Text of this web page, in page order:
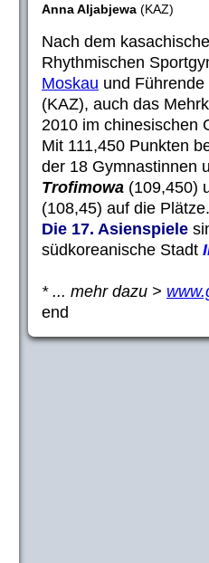
Anna Aljabjewa (KAZ)
Nach dem
Rhythmischen
Moskau und
(KAZ), auch das
2010 im chinesischen
Mit 111,450 Punkten
der 18 Gymnastinnen
Trofimowa (109,450)
(108,45) auf die
Die 17. Asienspiele
südkoreanische Stadt
* ... mehr dazu >
end